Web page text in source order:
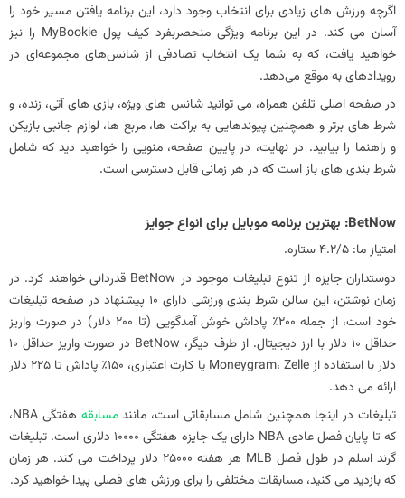
اگرچه ورزش های زیادی برای انتخاب وجود دارد، این برنامه یافتن مسیر خود را
آسان می کند. در این برنامه ویژگی منحصربفرد کیف پول MyBookie را نیز
خواهید یافت، که به شما یک انتخاب تصادفی از شانس‌های مجموعه‌ای در
رویدادهای به موقع می‌دهد.
در صفحه اصلی تلفن همراه، می‌ توانید شانس‌ های ویژه، بازی‌ های آتی، زنده، و
شرط‌ های برتر و همچنین پیوندهایی به براکت‌ ها، مربع‌ ها، لوازم جانبی بازیکن
و راهنما را بیابید. در نهایت، در پایین صفحه، منویی را خواهید دید که شامل
شرط‌ بندی‌ های باز است که در هر زمانی قابل دسترسی است.
امتیاز ما: 4.2/5 ستاره.
دوستداران جایزه از تنوع تبلیغات موجود در BetNow قدردانی خواهند کرد. در
زمان نوشتن، این سالن شرط بندی ورزشی دارای 10 پیشنهاد در صفحه تبلیغات
خود است، از جمله 200٪ پاداش خوش آمدگویی (تا 200 دلار) در صورت واریز
حداقل 10 دلار با ارز دیجیتال. از طرف دیگر، BetNow در صورت واریز حداقل 10
دلار با استفاده از Moneygram، Zelle یا کارت اعتباری، 150٪ پاداش تا 225 دلار
ارائه می دهد.
تبلیغات در اینجا همچنین شامل مسابقاتی است، مانندمسابقه
هفتگی NBA،
که تا پایان فصل عادی NBA دارای یک جایزه هفتگی 10000 دلاری است. تبلیغات
گرند اسلم در طول فصل MLB هر هفته 25000 دلار پرداخت می کند. هر زمان
که بازدید می کنید، مسابقات مختلفی را برای ورزش های فصلی پیدا خواهید کرد.